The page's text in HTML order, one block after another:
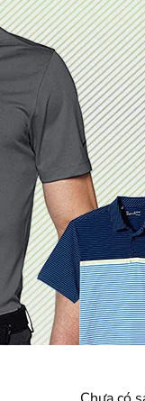
Chưa có